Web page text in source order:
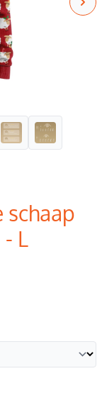
schaap
L